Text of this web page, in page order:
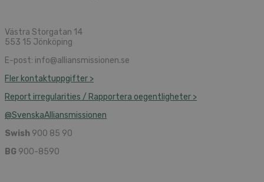
Västra Storgatan 14
553 15 Jönköping
E-post: info@alliansmissionen.se
Fler kontaktuppgifter >
Report irregularities / Rapportera oegentligheter >
@SvenskaAlliansmissionen
Swish 900 85 90
BG 900-8590